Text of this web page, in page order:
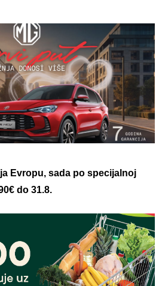
Evropu, sada po specijalnoj
do 31.8.